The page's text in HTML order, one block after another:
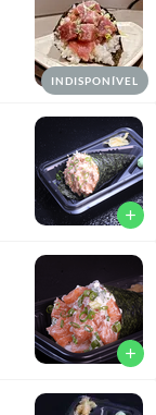
INDISPONÍVEL
add
add